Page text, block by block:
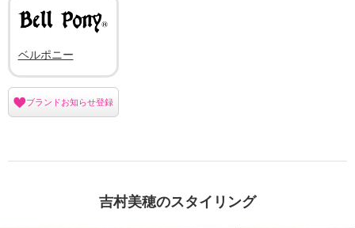
ベルポニー
ブランドお知らせ登録
吉村美穂のスタイリング